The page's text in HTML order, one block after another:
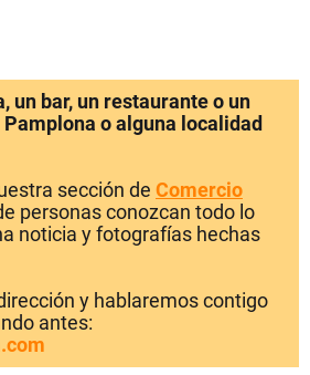
un bar, un restaurante o un
o alguna localidad
sección de Comercio
personas conozcan todo lo
noticia y fotografías hechas
y hablaremos contigo
antes: